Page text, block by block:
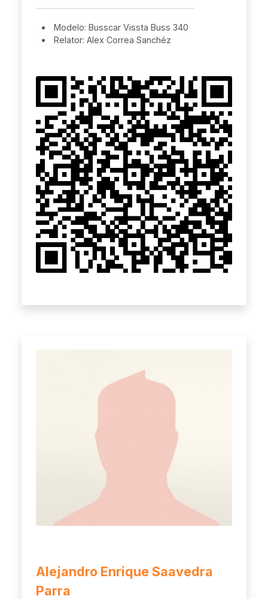
Modelo: Busscar Vissta Buss 340
Relator: Alex Correa Sanchéz
Alejandro Enrique Saavedra
Parra